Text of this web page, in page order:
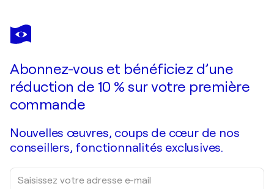
Abonnez-vous et bénéficiez d’une
réduction de 10 % sur votre première
commande
Nouvelles œuvres, coups de cœur de nos
conseillers, fonctionnalités exclusives.